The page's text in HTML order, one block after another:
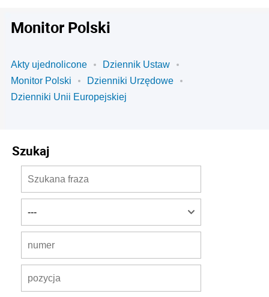
Monitor Polski
Akty ujednolicone
Dziennik Ustaw
Monitor Polski
Dzienniki Urzędowe
Dzienniki Unii Europejskiej
Szukaj